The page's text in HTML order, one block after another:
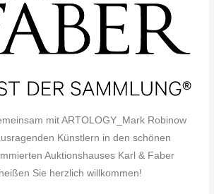
mit ARTOLOGY_Mark Robinow
Künstlern in den schönen
Auktionshauses Karl & Faber
Sie herzlich willkommen!